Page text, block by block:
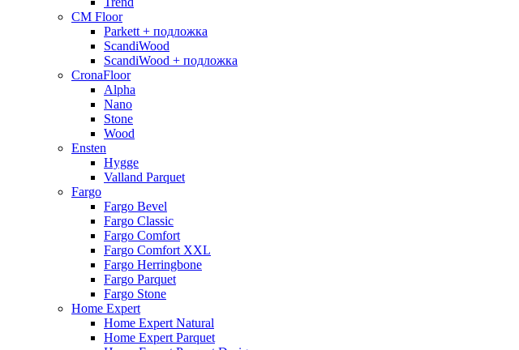
CM Floor
Parkett + подложка
ScandiWood
ScandiWood + подложка
CronaFloor
Alpha
Nano
Stone
Wood
Ensten
Hygge
Valland Parquet
Fargo
Fargo Bevel
Fargo Classic
Fargo Comfort
Fargo Comfort XXL
Fargo Herringbone
Fargo Parquet
Fargo Stone
Home Expert
Home Expert Natural
Home Expert Parquet